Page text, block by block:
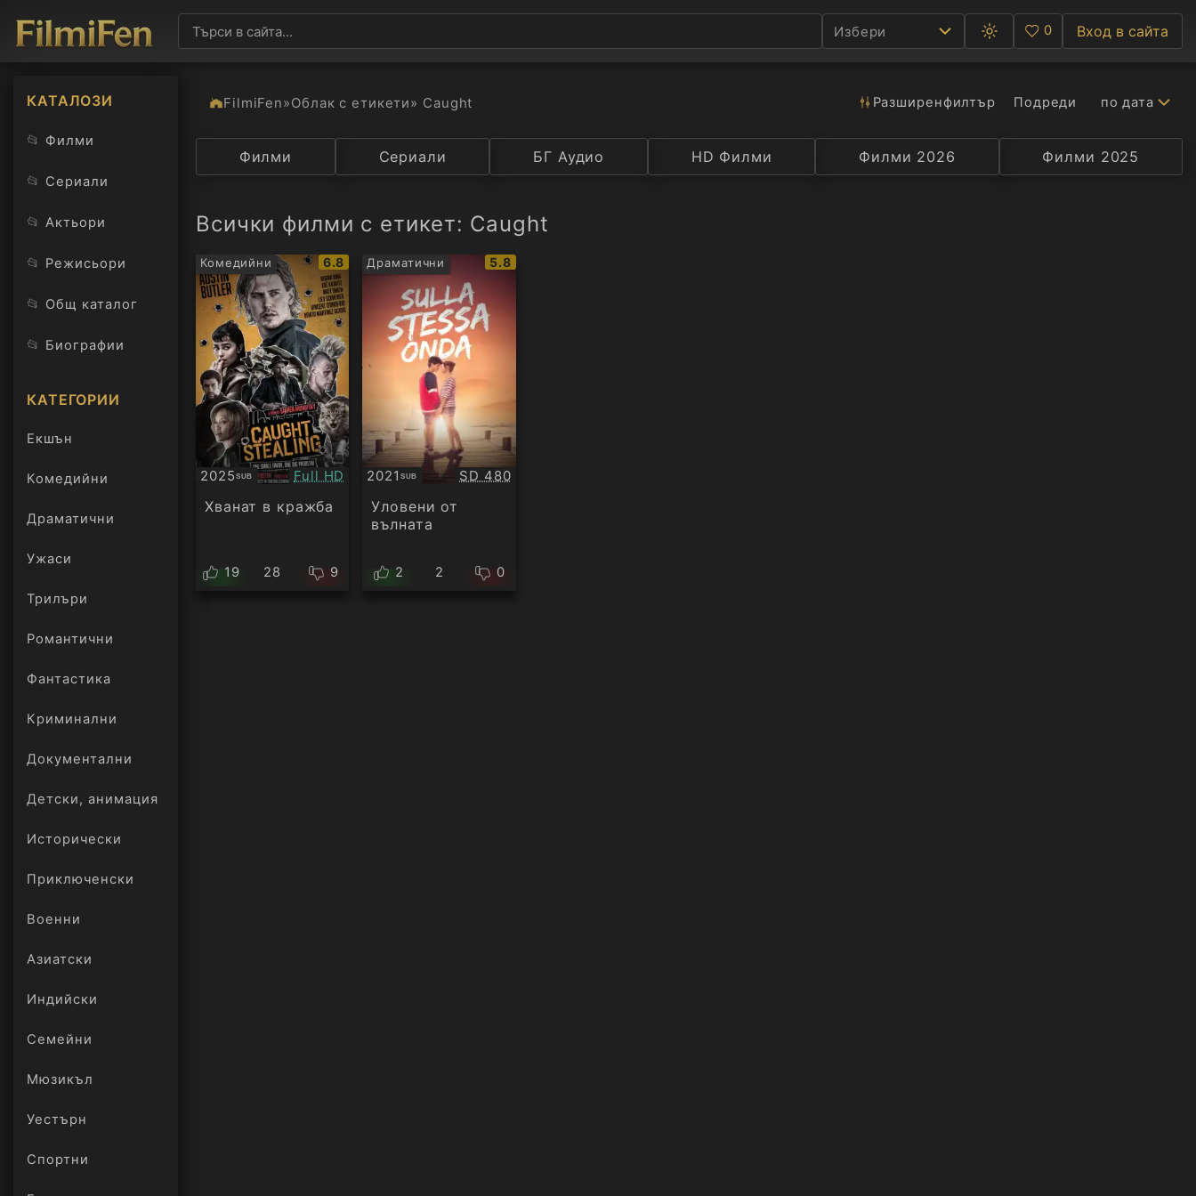
Избери
Превключване
между
светла
Любими
0 Вход в сайта
КАТАЛОЗИ
📂 Филми
📂 Сериали
📂 Актьори
📂 Режисьори
📂 Общ каталог
📂 Биографии
КАТЕГОРИИ
Екшън
Комедийни
Драматични
Ужаси
Трилъри
онлайн
Романтични
Фантастика
Криминални
Документални
Детски, анимация
Исторически
Приключенски
Военни
Азиатски
Индийски
Семейни
Мюзикъл
Уестърн
Спортни
FilmiFen»Облак с етикети» Caught Разширенфилтър Подреди по дата
Категория Държава Рейтинг Селекция Превод Актьор
Филми Сериали БГ Аудио HD Филми Филми 2026 Филми 2025
Всички филми с етикет: Caught
Комедийни
IMDb
рейтинг:
6.8
2025SUB
Субтитри Качество:
Full HD
Хванат в кражба
19 28 9
Драматични
IMDb
5.8
2021 SUB
Субтитри Качество:
SD 480
Уловени от
вълната
2 2 0